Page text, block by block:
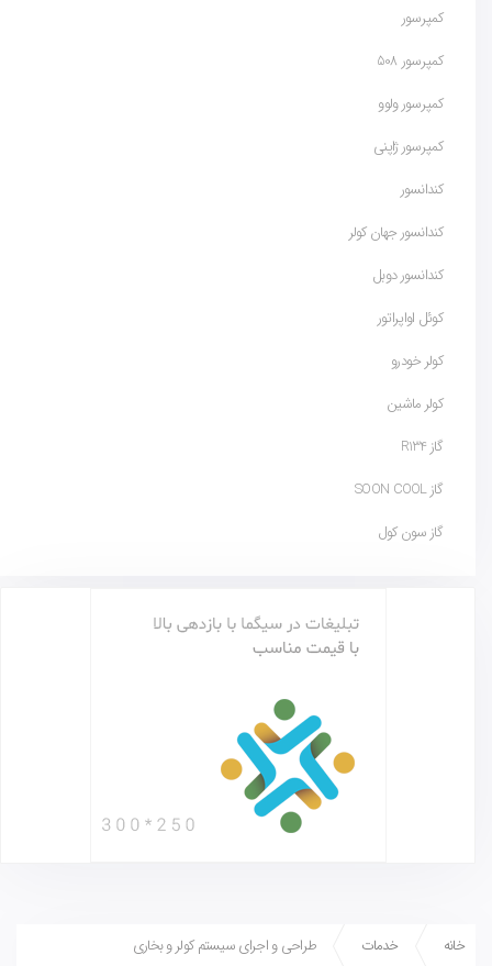
کمپرسور
کمپرسور 508
کمپرسور ولوو
کمپرسور ژاپنی
کندانسور
کندانسور جهان کولر
کندانسور دوبل
کوئل اواپراتور
کولر خودرو
کولر ماشین
گاز R134
گاز SOON COOL
گاز سون کول
خانه خدمات طراحی و اجرای سیستم کولر و بخاری